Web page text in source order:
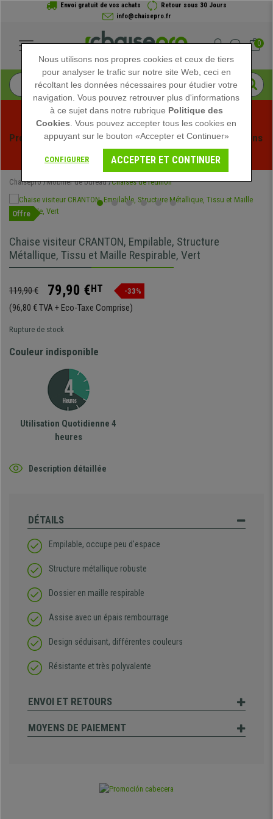
Envoi gratuit de vos achats
Retour sous 30 Jours
info@chaisepro.fr
0
Profitez des soldes d'été chez Chaisepro ! Des réductions
exclusives pour une durée limitée - Voir l'offre
Chaisepro Mobilier de bureau Chaises de réunion
Offre
Chaise visiteur CRANTON, Empilable, Structure
Métallique, Tissu et Maille Respirable, Vert
119,90 € 79,90 €HT -33%
(96,80 € TVA + Eco-Taxe Comprise)
Rupture de stock
Couleur indisponible
Utilisation Quotidienne 4
heures
Description détaillée
DÉTAILS
Empilable, occupe peu d'espace
Structure métallique robuste
Dossier en maille respirable
Assise avec un épais rembourrage
Design séduisant, différentes couleurs
Résistante et très polyvalente
ENVOI ET RETOURS
MOYENS DE PAIEMENT
Nous utilisons nos propres cookies et ceux de tiers
pour analyser le trafic sur notre site Web, ceci en
récoltant les données nécessaires pour étudier votre
navigation. Vous pouvez retrouver plus d'informations
à ce sujet dans notre rubrique Politique des
Cookies . Vous pouvez accepter tous les cookies en
appuyant sur le bouton «Accepter et Continuer»
CONFIGURER ACCEPTER ET CONTINUER